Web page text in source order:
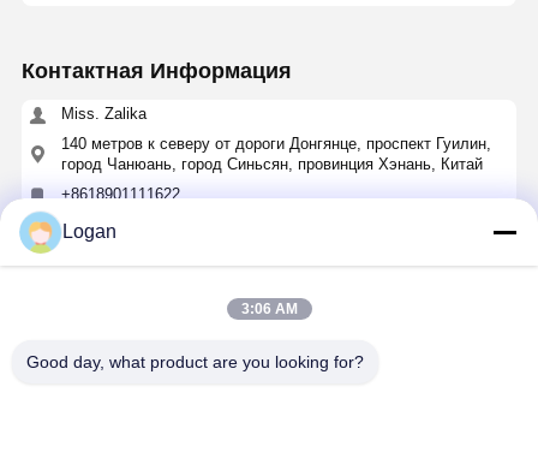
Контактная Информация
Miss. Zalika
140 метров к северу от дороги Донгянце, проспект Гуилин,
город Чанюань, город Синьсян, провинция Хэнань, Китай
+8618901111622
Logan
3:06 AM
Good day, what product are you looking for?